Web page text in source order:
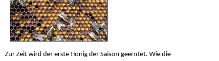
Zur Zeit wird der erste Honig der Saison geerntet. Wie die